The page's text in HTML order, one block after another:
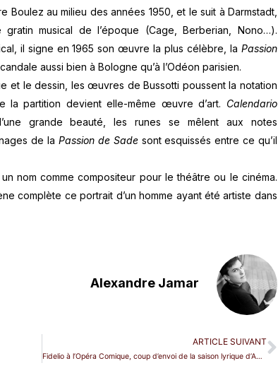
Boulez au milieu des années 1950, et le suit à Darmstadt,
musical de l’époque (Cage, Berberian, Nono…).
il signe en 1965 son œuvre la plus célèbre, la Passion
aussi bien à Bologne qu’à l’Odéon parisien.
et le dessin, les œuvres de Bussotti poussent la notation
partition devient elle-même œuvre d’art. Calendario
grande beauté, les runes se mêlent aux notes
de la Passion de Sadesont esquissés entre ce qu’il
nom comme compositeur pour le théâtre ou le cinéma.
complète ce portrait d’un homme ayant été artiste dans
Alexandre Jamar
ARTICLE SUIVANT
Fidelio à l’Opéra Comique, coup d’envoi de la saison lyrique d’ARTE